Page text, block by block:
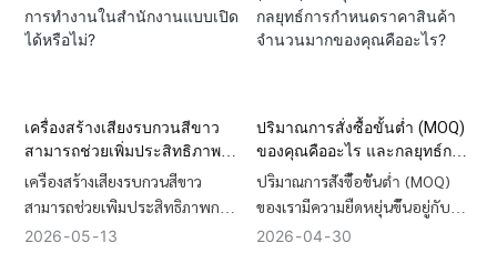
จริยธรรม Hi-FiD มอบเอกสาร
รับรองทั้งหมดนี้ โดยได้รับการ
เพื่อให้มั่นใจว่าแบรนด์ของคุณจะ
หลีกเลี่ยงการยึดสินค้าโดยศุลกากร
ผู้ค้าปลีกชั้นนำ
กส์แบบครบวงจร ตั้งแต่ต้นจนจบ
รวมถึง DDP, FOB และ CIF เพื่อให้
เครื่องสร้างเสียงรบกวนสีขาว
สามารถช่วยเพิ่มประสิทธิภาพ
การทำงานในสำนักงานแบบเปิด
ได้หรือไม่?
เครื่องสร้างเสียงรบกวนสีขาว
สามารถช่วยเพิ่มประสิทธิภาพการ
ทำงานในสำนักงานแบบเปิดได้
2026 05 13
ปริมาณการสั่งซื้อขั้นต่ำ (MOQ)
ของคุณคืออะไร และกลยุทธ์การ
กำหนดราคาสินค้าจำนวนมาก
ของคุณคืออะไร?
ปริมาณการสั่งซื้อขั้นต่ำ (MOQ)
ของเรามีความยืดหยุ่นขึ้นอยู่กับ
ระดับการปรับแต่ง โดยทั่วไปจะ
2026 04 30